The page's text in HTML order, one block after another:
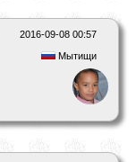
2016-09-08 00:57
Мытищи